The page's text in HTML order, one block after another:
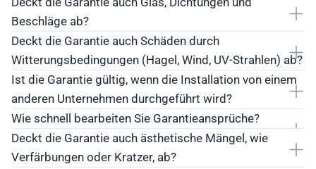
Beschläge ab?
Deckt die Garantie auch Schäden durch
Witterungsbedingungen (Hagel, Wind, UV-Strahlen) ab?
Ist die Garantie gültig, wenn die Installation von einem
anderen Unternehmen durchgeführt wird?
Wie schnell bearbeiten Sie Garantieansprüche?
Deckt die Garantie auch ästhetische Mängel, wie
Verfärbungen oder Kratzer, ab?